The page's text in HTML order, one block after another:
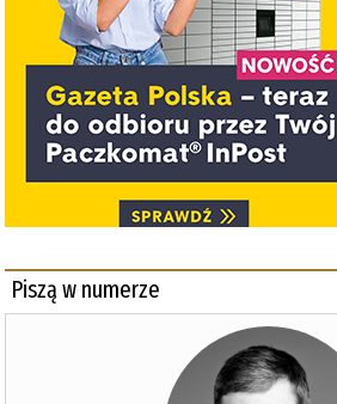
Piszą w numerze